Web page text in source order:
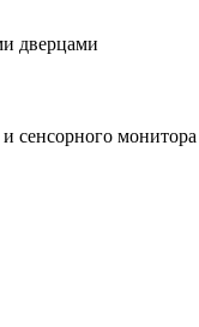
дверцами
сенсорного